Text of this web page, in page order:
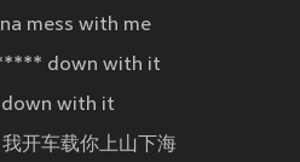
mess with me
down with it
down with it
开车载你上山下海